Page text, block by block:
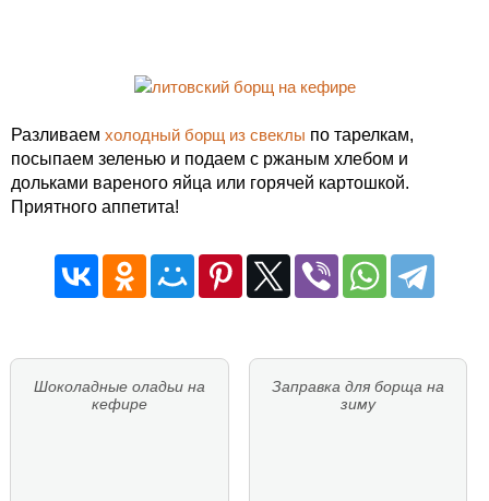
Разливаем холодный борщ из свеклы по тарелкам,
посыпаем зеленью и подаем с ржаным хлебом и
дольками вареного яйца или горячей картошкой.
Приятного аппетита!
Шоколадные оладьи на
кефире
Заправка для борща на
зиму